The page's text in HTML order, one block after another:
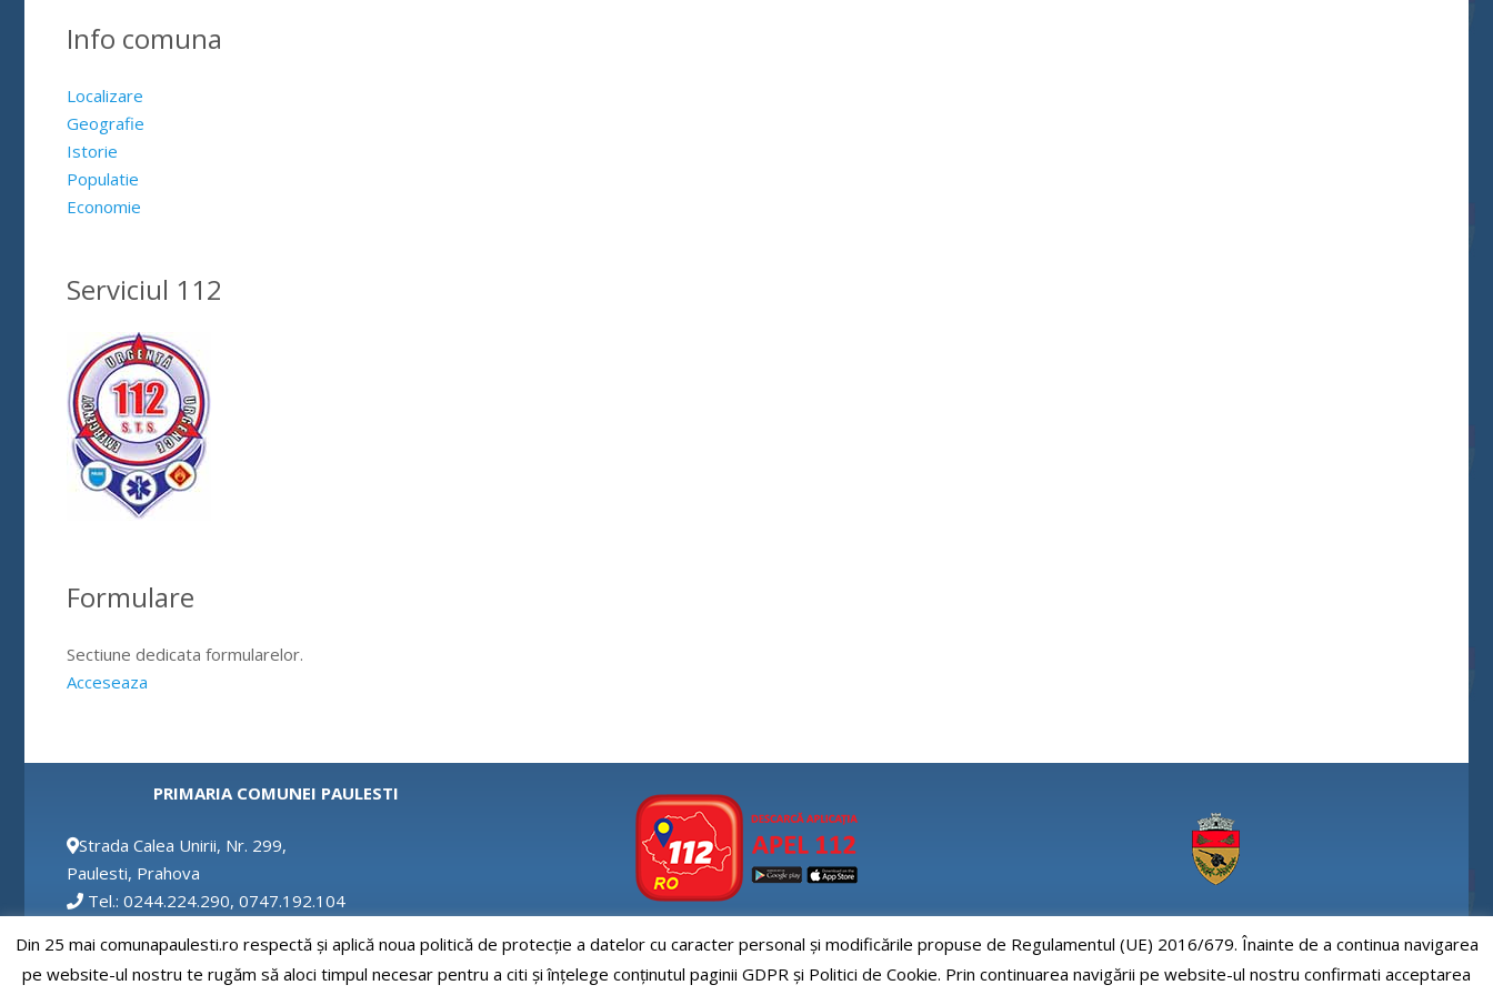
Info comuna
Localizare
Geografie
Istorie
Populatie
Economie
Serviciul 112
Formulare
Sectiune dedicata formularelor.
Acceseaza
PRIMARIA COMUNEI PAULESTI
Strada Calea Unirii, Nr. 299,
Paulesti, Prahova
Tel.: 0244.224.290, 0747.192.104
Email: secretar@comunapaulesti.ro
Aplicatia APEL112
Din 25 mai comunapaulesti.ro respectă și aplică noua politică de protecție a datelor cu caracter personal și modificările propuse de Regulamentul (UE) 2016/679. Înainte de a continua navigarea
pe website-ul nostru te rugăm să aloci timpul necesar pentru a citi și înțelege conținutul paginii GDPR și Politici de Cookie. Prin continuarea navigării pe website-ul nostru confirmati acceptarea